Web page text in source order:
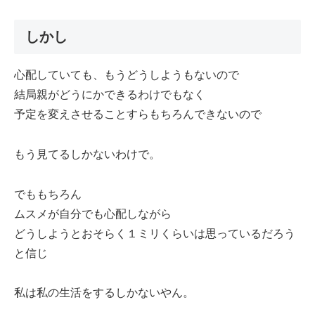
しかし
心配していても、もうどうしようもないので
結局親がどうにかできるわけでもなく
予定を変えさせることすらもちろんできないので
もう見てるしかないわけで。
でももちろん
ムスメが自分でも心配しながら
どうしようとおそらく１ミリくらいは思っているだろう
と信じ
私は私の生活をするしかないやん。